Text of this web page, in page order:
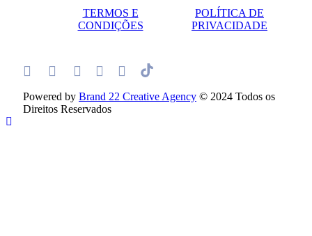
TERMOS E
CONDIÇÕES
POLÍTICA DE
PRIVACIDADE
Powered by Brand 22 Creative Agency © 2024 Todos os
Direitos Reservados